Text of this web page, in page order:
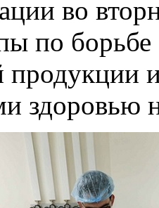
во
по
продукции
здоровью